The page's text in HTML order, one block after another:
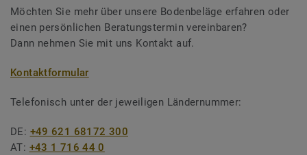
Möchten Sie mehr über unsere Bodenbeläge erfahren oder
einen persönlichen Beratungstermin vereinbaren?
Dann nehmen Sie mit uns Kontakt auf.
Kontaktformular
Telefonisch unter der jeweiligen Ländernummer:
DE: +49 621 68172 300
AT: +43 1 716 44 0